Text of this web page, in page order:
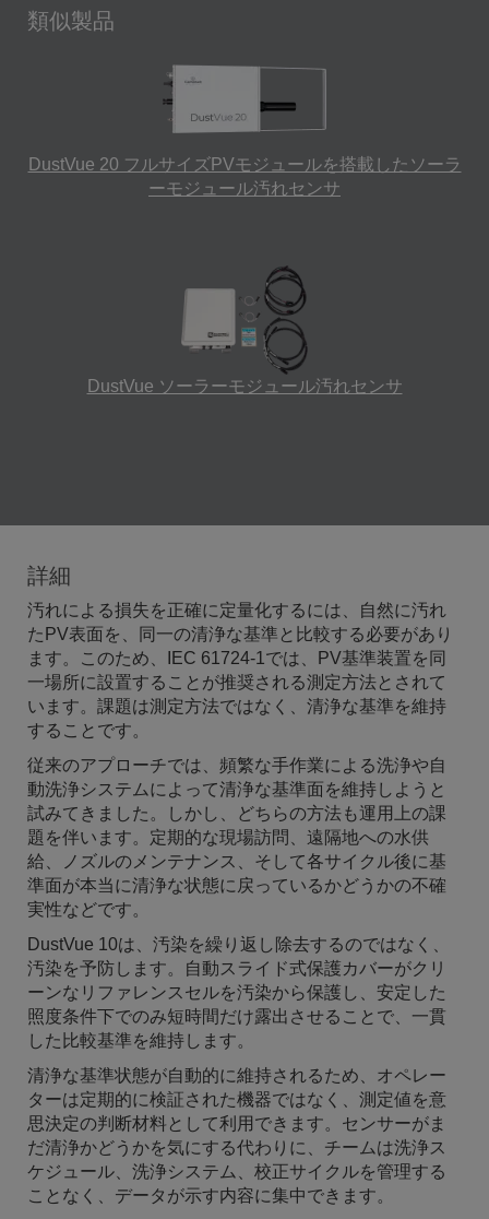
類似製品
DustVue 20 フルサイズPVモジュールを搭載したソーラ
ーモジュール汚れセンサ
DustVue ソーラーモジュール汚れセンサ
詳細
汚れによる損失を正確に定量化するには、自然に汚れ
たPV表面を、同一の清浄な基準と比較する必要があり
ます。このため、IEC 61724-1では、PV基準装置を同
一場所に設置することが推奨される測定方法とされて
います。課題は測定方法ではなく、清浄な基準を維持
することです。
従来のアプローチでは、頻繁な手作業による洗浄や自
動洗浄システムによって清浄な基準面を維持しようと
試みてきました。しかし、どちらの方法も運用上の課
題を伴います。定期的な現場訪問、遠隔地への水供
給、ノズルのメンテナンス、そして各サイクル後に基
準面が本当に清浄な状態に戻っているかどうかの不確
実性などです。
DustVue 10は、汚染を繰り返し除去するのではなく、
汚染を予防します。自動スライド式保護カバーがクリ
ーンなリファレンスセルを汚染から保護し、安定した
照度条件下でのみ短時間だけ露出させることで、一貫
した比較基準を維持します。
清浄な基準状態が自動的に維持されるため、オペレー
ターは定期的に検証された機器ではなく、測定値を意
思決定の判断材料として利用できます。センサーがま
だ清浄かどうかを気にする代わりに、チームは洗浄ス
ケジュール、洗浄システム、校正サイクルを管理する
ことなく、データが示す内容に集中できます。